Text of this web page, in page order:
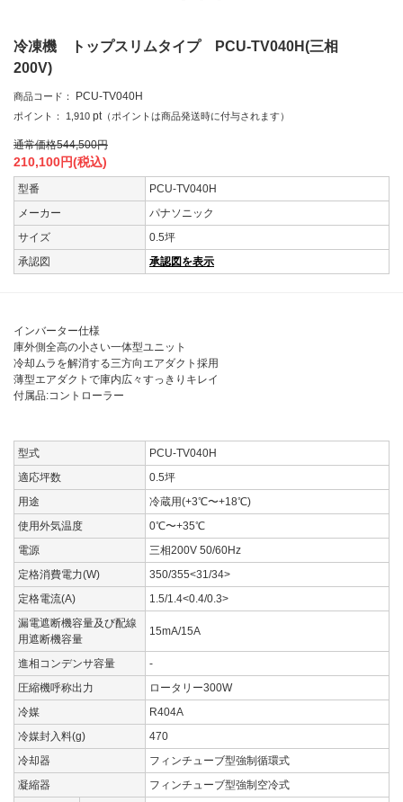
冷凍機 トップスリムタイプ PCU-TV040H(三相
200V)
商品コード： PCU-TV040H
ポイント： 1,910 pt （ポイントは商品発送時に付与されます）
通常価格544,500円
210,100円(税込)
型番
PCU-TV040H
メーカー
パナソニック
サイズ
0.5坪
承認図
承認図を表示
インバーター仕様
庫外側全高の小さい一体型ユニット
冷却ムラを解消する三方向エアダクト採用
薄型エアダクトで庫内広々すっきりキレイ
付属品:コントローラー
型式
PCU-TV040H
適応坪数
0.5坪
用途
冷蔵用(+3℃〜+18℃)
使用外気温度
0℃〜+35℃
電源
三相200V 50/60Hz
定格消費電力(W)
350/355<31/34>
定格電流(A)
1.5/1.4<0.4/0.3>
漏電遮断機容量及び配線
用遮断機容量
15mA/15A
進相コンデンサ容量
-
圧縮機呼称出力
ロータリー300W
冷媒
R404A
冷媒封入料(g)
470
冷却器
フィンチューブ型強制循環式
凝縮器
フィンチューブ型強制空冷式